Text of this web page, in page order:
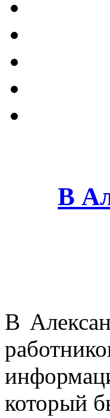
В
В
который